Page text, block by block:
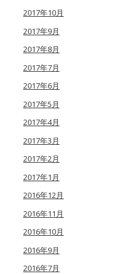
2017年10月
2017年9月
2017年8月
2017年7月
2017年6月
2017年5月
2017年4月
2017年3月
2017年2月
2017年1月
2016年12月
2016年11月
2016年10月
2016年9月
2016年7月